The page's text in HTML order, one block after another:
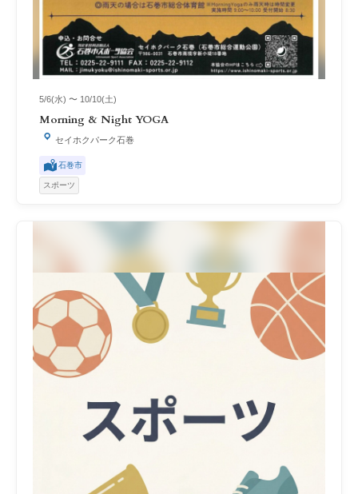
5/6(水) 〜 10/10(土)
Morning & Night YOGA
セイホクパーク石巻
石巻市
スポーツ